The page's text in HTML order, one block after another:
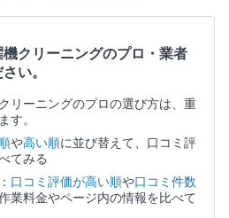
クリーニングのプロ・業者
い。
リーニングのプロの選び方は、重
す。
や高い順に並び替えて、口コミ評
てみる
： 口コミ評価が高い順や口コミ件数
業料金やページ内の情報を比べて